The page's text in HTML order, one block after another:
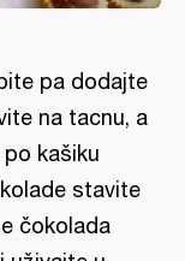
pa dodajte
na tacnu, a
kašiku
stavite
čokolada